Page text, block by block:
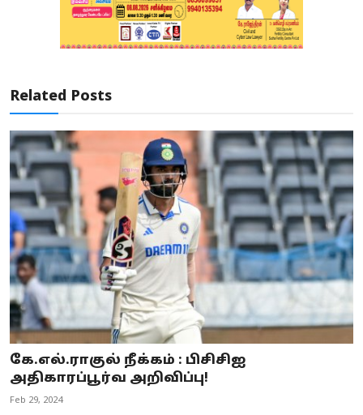
Related Posts
கே.எல்.ராகுல் நீக்கம் : பிசிசிஐ
அதிகாரப்பூர்வ அறிவிப்பு!
Feb 29, 2024